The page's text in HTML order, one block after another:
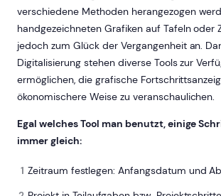
verschiedene Methoden herangezogen
handgezeichneten Grafiken auf Tafeln oder
jedoch zum Glück der Vergangenheit an.
Digitalisierung stehen diverse Tools zur
ermöglichen, die grafische
ökonomischere Weise zu veranschaulichen.
Egal welches Tool man benutzt, einige
immer gleich:
Zeitraum festlegen: Anfangsdatum und